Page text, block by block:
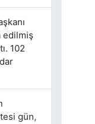
edilmiş
102
gün,